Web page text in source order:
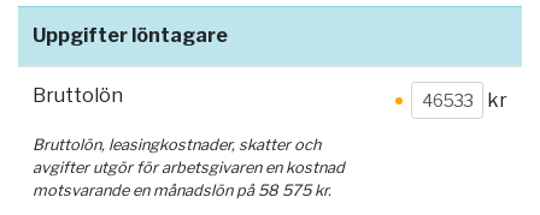
Uppgifter löntagare
Bruttolön kr
Bruttolön, leasingkostnader, skatter och
avgifter utgör för arbetsgivaren en kostnad
motsvarande en månadslön på 58 575kr.